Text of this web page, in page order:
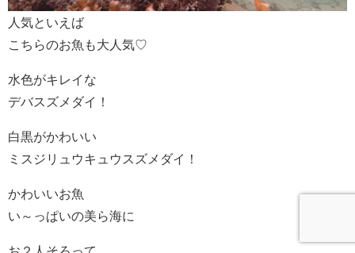
人気といえば
こちらのお魚も大人気♡
水色がキレイな
デバスズメダイ！
白黒がかわいい
ミスジリュウキュウスズメダイ！
かわいいお魚
い～っぱいの美ら海に